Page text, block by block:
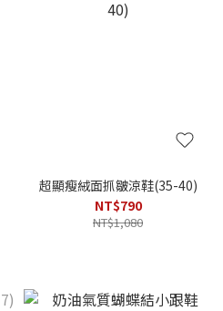
超顯瘦絨面抓皺涼鞋(35-40)
NT$790
NT$1,080